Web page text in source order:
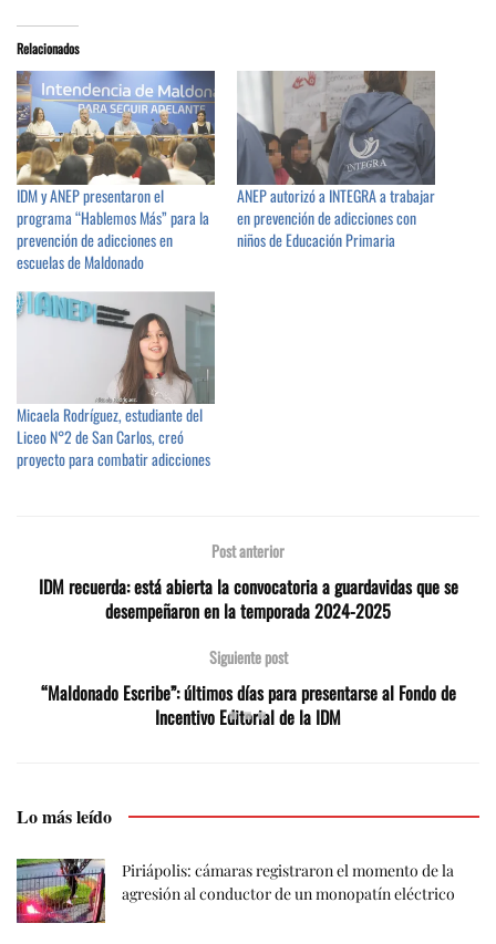
Relacionados
IDM y ANEP presentaron el
programa “Hablemos Más” para la
prevención de adicciones en
escuelas de Maldonado
ANEP autorizó a INTEGRA a trabajar
en prevención de adicciones con
niños de Educación Primaria
Micaela Rodríguez, estudiante del
Liceo N°2 de San Carlos, creó
proyecto para combatir adicciones
Post anterior
IDM recuerda: está abierta la convocatoria a guardavidas que se
desempeñaron en la temporada 2024-2025
Siguiente post
“Maldonado Escribe”: últimos días para presentarse al Fondo de
Incentivo Editorial de la IDM
Lo más leído
Piriápolis: cámaras registraron el momento de la
agresión al conductor de un monopatín eléctrico